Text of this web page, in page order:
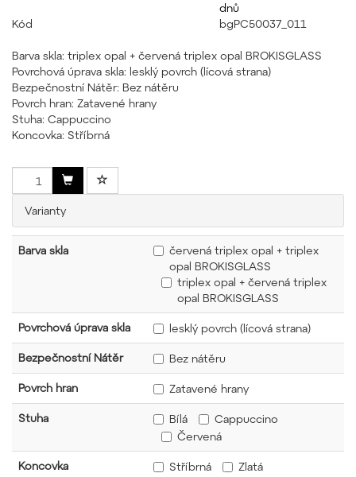
dnů
Kód
bgPC50037_011
Barva skla: triplex opal + červená triplex opal BROKISGLASS
Povrchová úprava skla: lesklý povrch (lícová strana)
Bezpečnostní Nátěr: Bez nátěru
Povrch hran: Zatavené hrany
Stuha: Cappuccino
Koncovka: Stříbrná
Varianty
Barva skla
červená triplex opal + triplex
opal BROKISGLASS
triplex opal + červená triplex
opal BROKISGLASS
Povrchová úprava skla lesklý povrch (lícová strana)
Bezpečnostní Nátěr Bez nátěru
Povrch hran Zatavené hrany
Stuha Bílá
Cappuccino
Červená
Koncovka Stříbrná Zlatá